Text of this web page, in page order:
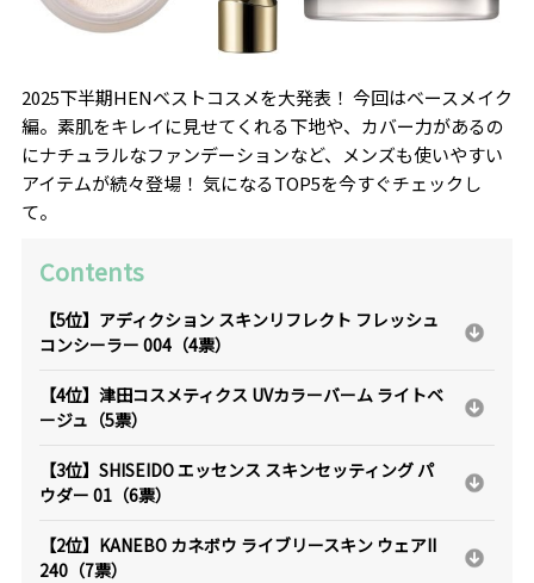
2025下半期HENベストコスメを大発表！ 今回はベースメイク
編。素肌をキレイに見せてくれる下地や、カバー力があるの
にナチュラルなファンデーションなど、メンズも使いやすい
アイテムが続々登場！ 気になるTOP5を今すぐチェックし
て。
Contents
【5位】アディクション スキンリフレクト フレッシュ
コンシーラー 004（4票）
【4位】津田コスメティクス UVカラーバーム ライトベ
ージュ（5票）
【3位】SHISEIDO エッセンス スキンセッティング パ
ウダー 01（6票）
【2位】KANEBO カネボウ ライブリースキン ウェアII
240（7票）